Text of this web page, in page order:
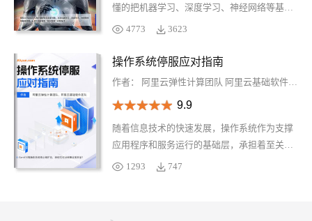
懂的把机器学习、深度学习、神经网络等基本
原理讲解清楚，并分享大语言模型、知识库等
识茧房”问题及解法。期望本书能成为AI技术爱
感而发：“原来AI是这么回事”，且能自己动手
实践，构建自己的AI应用。
4773 3623
操作系统停服应对指南
作者： 阿里云弹性计算团队 阿里云基础软件团队
9.9
随着信息技术的快速发展，操作系统作为支撑
应用程序和服务运行的基础层，承担着至关重
要的角色。然而，操作系统和其他软件系统类
1293 747